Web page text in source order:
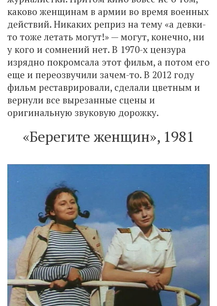
каково женщинам в армии во время военных
действий. Никаких реприз на тему «а девки-
то тоже летать могут!» — могут, конечно, ни
у кого и сомнений нет. В 1970-х цензура
изрядно покромсала этот фильм, а потом его
еще и переозвучили зачем-то. В 2012 году
фильм реставрировали, сделали цветным и
вернули все вырезанные сцены и
оригинальную звуковую дорожку.
«Берегите женщин», 1981